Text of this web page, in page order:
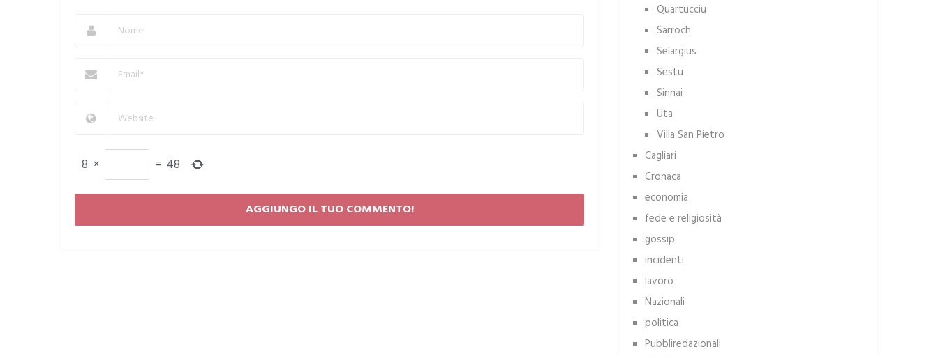
8 × = 48
Quartucciu
Sarroch
Selargius
Sestu
Sinnai
Uta
Villa San Pietro
Cagliari
Cronaca
economia
fede e religiosità
gossip
incidenti
lavoro
Nazionali
politica
Pubbliredazionali